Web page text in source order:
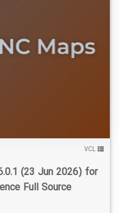
۲۷/۲K
VCL
(23 Jun 2026) for
Full Source